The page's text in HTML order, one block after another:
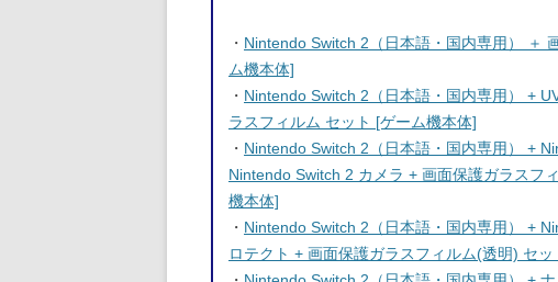
・ Nintendo Switch 2（日本語・国内専用） ＋
ム機本体]
・ Nintendo Switch 2（日本語・国内専用） +
ラスフィルム セット [ゲーム機本体]
・ Nintendo Switch 2（日本語・国内専用） +
Nintendo Switch 2 カメラ + 画面保護ガラスフ
機本体]
・ Nintendo Switch 2（日本語・国内専用） +
ロテクト + 画面保護ガラスフィルム(透明) セ